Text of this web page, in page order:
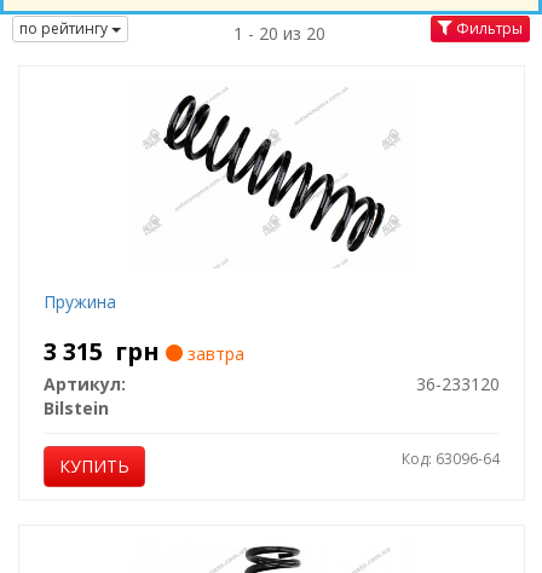
по рейтингу 1 - 20 из 20 Фильтры
Пружина
3 315 грн
завтра
Артикул:
36-233120
Bilstein
КУПИТЬ Код: 63096-64